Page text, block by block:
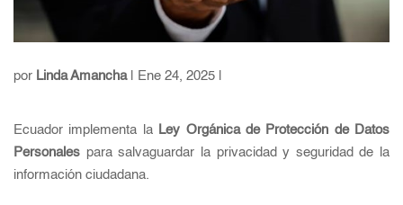
por Linda Amancha| Ene 24, 2025 |
Ecuador implementa la Ley Orgánica de Protección de Datos
Personales para salvaguardar la privacidad y seguridad de la
información ciudadana.